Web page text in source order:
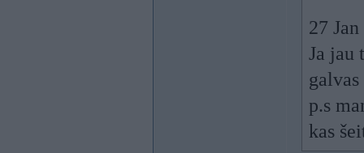
27
Ja jau
p.s
kas